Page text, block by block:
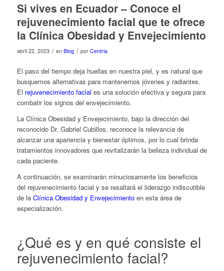
Si vives en Ecuador – Conoce el
rejuvenecimiento facial que te ofrece
la Clínica Obesidad y Envejecimiento
abril 22, 2023 / en Blog / por Centria
El paso del tiempo deja huellas en nuestra piel, y es natural que
busquemos alternativas para mantenernos jóvenes y radiantes.
El rejuvenecimiento facial es una solución efectiva y segura para
combatir los signos del envejecimiento.
La Clínica Obesidad y Envejecimiento, bajo la dirección del
reconocido Dr. Gabriel Cubillos, reconoce la relevancia de
alcanzar una apariencia y bienestar óptimos, por lo cual brinda
tratamientos innovadores que revitalizarán la belleza individual de
cada paciente.
A continuación, se examinarán minuciosamente los beneficios
del rejuvenecimiento facial y se resaltará el liderazgo indiscutible
de la Clínica Obesidad y Envejecimientoen esta área de
especialización.
¿Qué es y en qué consiste el
rejuvenecimiento facial?